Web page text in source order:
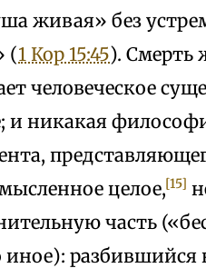
живая» без
(1 Кор 15:45). Смерть
человеческое
никакая
целое,[15]
часть
разбившийся